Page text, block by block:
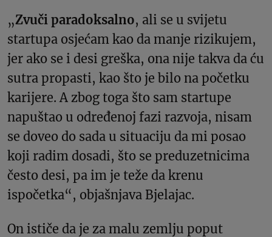
„Zvuči paradoksalno, ali se u svijetu
startupa osjećam kao da manje rizikujem,
jer ako se i desi greška, ona nije takva da ću
sutra propasti, kao što je bilo na početku
karijere. A zbog toga što sam startupe
napuštao u određenoj fazi razvoja, nisam
se doveo do sada u situaciju da mi posao
koji radim dosadi, što se preduzetnicima
često desi, pa im je teže da krenu
ispočetka“, objašnjava Bjelajac.
On ističe da je za malu zemlju poput